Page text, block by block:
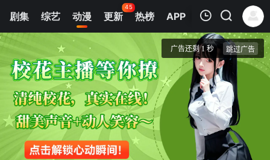
剧集 综艺 动漫 更新
45
热榜 APP
我的观影记录
第1集
被称为废物的原英雄、被家里流放后随心所欲地活下去
清空